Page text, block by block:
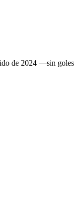
de 2024 —sin goles